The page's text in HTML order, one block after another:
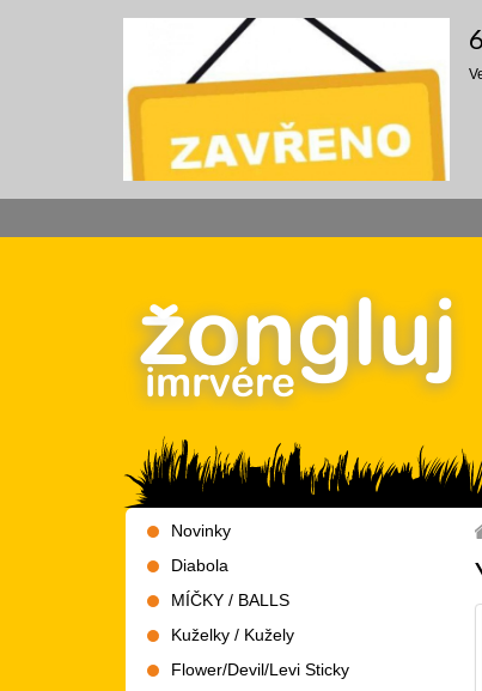
Novinky
Diabola
MÍČKY / BALLS
Kuželky / Kužely
Flower/Devil/Levi Sticky